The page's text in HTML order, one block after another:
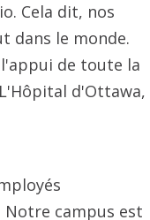
Cela dit, nos
dans le monde.
de toute la
d'Ottawa,
campus est